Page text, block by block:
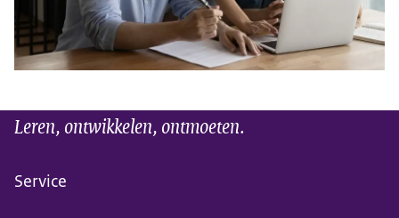
Leren, ontwikkelen, ontmoeten.
Service